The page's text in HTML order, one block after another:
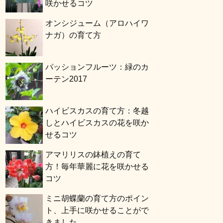
咲かせるコツ
オンシジューム（アロハイワ
ナガ）の育て方
パッションフルーツ：緑のカ
ーテン2017
ハイビスカスの育て方：冬越
しとハイビスカスの花を咲か
せるコツ
アマリリスの鉢植えの育て
方！毎年華麗に花を咲かせる
コツ
ミニ胡蝶蘭の育て方のポイン
ト、上手に咲かせることがで